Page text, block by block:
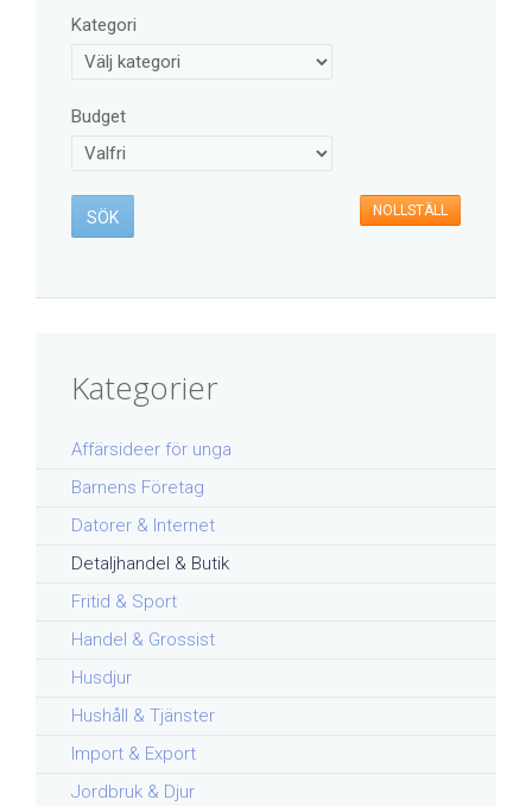
Kategori
Budget
NOLLSTÄLL
Kategorier
Affärsideer för unga
Barnens Företag
Datorer & Internet
Detaljhandel & Butik
Fritid & Sport
Handel & Grossist
Husdjur
Hushåll & Tjänster
Import & Export
Jordbruk & Djur